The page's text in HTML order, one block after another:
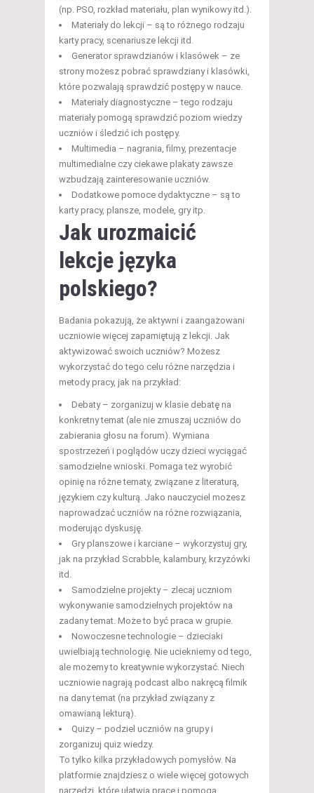
(np. PSO, rozkład materiału, plan wynikowy itd.).
Materiały do lekcji – są to różnego rodzaju
karty pracy, scenariusze lekcji itd.
Generator sprawdzianów i klasówek – ze
strony możesz pobrać sprawdziany i klasówki,
które pozwalają sprawdzić postępy w nauce.
Materiały diagnostyczne – tego rodzaju
materiały pomogą sprawdzić poziom wiedzy
uczniów i śledzić ich postępy.
Multimedia – nagrania, filmy, prezentacje
multimedialne czy ciekawe plakaty zawsze
wzbudzają zainteresowanie uczniów.
Dodatkowe pomoce dydaktyczne – są to
karty pracy, plansze, modele, gry itp.
Jak urozmaicić
lekcje języka
polskiego?
Badania pokazują, że aktywni i zaangażowani
uczniowie więcej zapamiętują z lekcji. Jak
aktywizować swoich uczniów? Możesz
wykorzystać do tego celu różne narzędzia i
metody pracy, jak na przykład:
Debaty – zorganizuj w klasie debatę na
konkretny temat (ale nie zmuszaj uczniów do
zabierania głosu na forum). Wymiana
spostrzeżeń i poglądów uczy dzieci wyciągać
samodzielne wnioski. Pomaga też wyrobić
opinię na różne tematy, związane z literaturą,
językiem czy kulturą. Jako nauczyciel możesz
naprowadzać uczniów na różne rozwiązania,
moderując dyskusję.
Gry planszowe i karciane – wykorzystuj gry,
jak na przykład Scrabble, kalambury, krzyżówki
itd.
Samodzielne projekty – zlecaj uczniom
wykonywanie samodzielnych projektów na
zadany temat. Może to być praca w grupie.
Nowoczesne technologie – dzieciaki
uwielbiają technologię. Nie uciekniemy od tego,
ale możemy to kreatywnie wykorzystać. Niech
uczniowie nagrają podcast albo nakręcą filmik
na dany temat (na przykład związany z
omawianą lekturą).
Quizy – podziel uczniów na grupy i
zorganizuj quiz wiedzy.
To tylko kilka przykładowych pomysłów. Na
platformie znajdziesz o wiele więcej gotowych
narzędzi, które ułatwią pracę i pomogą